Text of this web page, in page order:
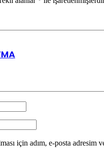
Dolaplar
için adım, e-posta adresim